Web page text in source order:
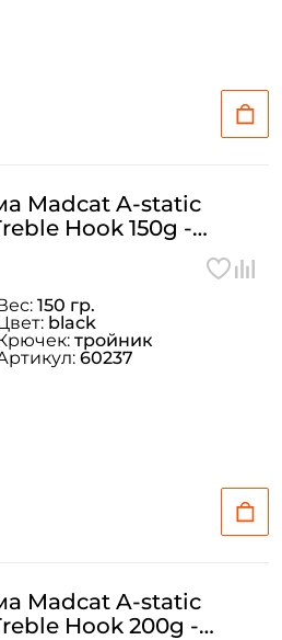
Madcat A-static
Hook 150g -
150 гр.
black
тройник
60237
Madcat A-static
Hook 200g -